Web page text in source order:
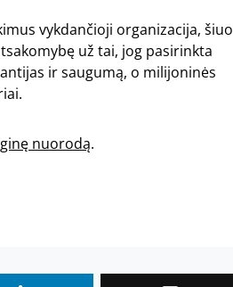
vykdančioji organizacija, šiuo
už tai, jog pasirinkta
ir saugumą, o milijoninės
nuorodą.